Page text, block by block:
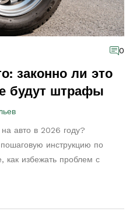
0
законно ли это
будут штрафы
авто в 2026 году?
инструкцию по
как избежать проблем с